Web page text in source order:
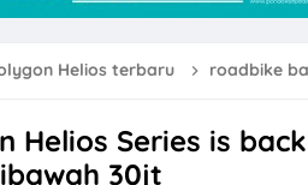
Helios terbaru roadbike
Helios Series is
30jt